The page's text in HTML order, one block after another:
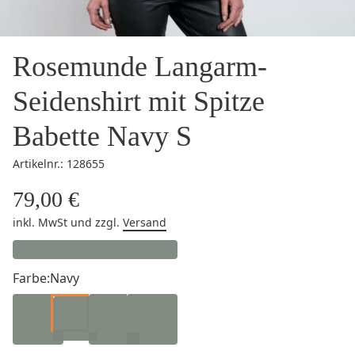
Rosemunde Langarm-
Seidenshirt mit Spitze
Babette Navy S
Artikelnr.: 128655
79,00 €
inkl. MwSt und zzgl. Versand
Farbe:Navy